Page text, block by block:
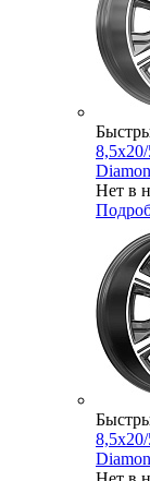
Нет в